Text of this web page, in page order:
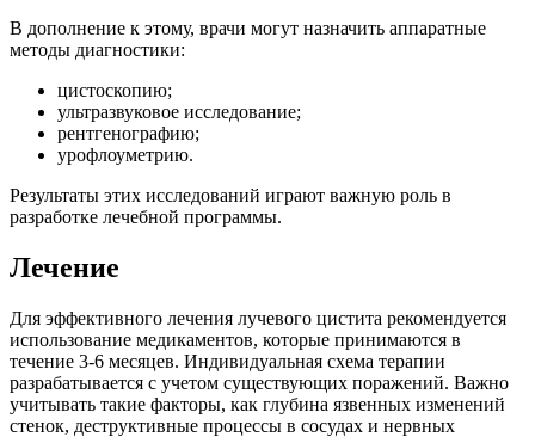
В дополнение к этому, врачи могут назначить аппаратные
методы диагностики:
цистоскопию;
ультразвуковое исследование;
рентгенографию;
урофлоуметрию.
Результаты этих исследований играют важную роль в
разработке лечебной программы.
Лечение
Для эффективного лечения лучевого цистита рекомендуется
использование медикаментов, которые принимаются в
течение 3-6 месяцев. Индивидуальная схема терапии
разрабатывается с учетом существующих поражений. Важно
учитывать такие факторы, как глубина язвенных изменений
стенок, деструктивные процессы в сосудах и нервных